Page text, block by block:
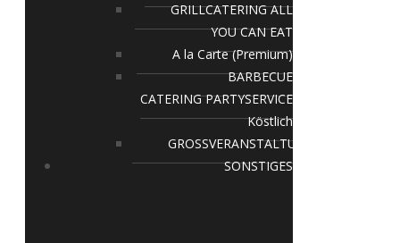
GRILLCATERING ALL
YOU CAN EAT
A la Carte (Premium)
BARBECUE
CATERING PARTYSERVICE
Köstlich
GROSSVERANSTALTUNGEN
SONSTIGES